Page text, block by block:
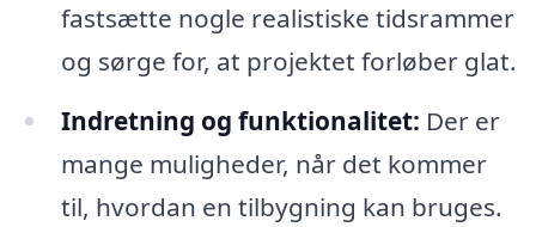
fastsætte nogle realistiske tidsrammer
og sørge for, at projektet forløber glat.
Indretning og funktionalitet: Der er
mange muligheder, når det kommer
til, hvordan en tilbygning kan bruges.